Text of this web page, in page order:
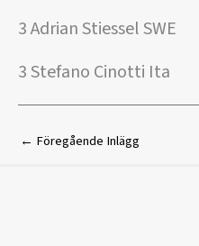
3 Adrian Stiessel SWE
3 Stefano Cinotti Ita
← Föregående Inlägg